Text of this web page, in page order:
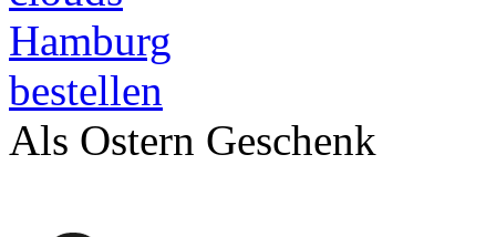
Hamburg
bestellen
Als Ostern Geschenk